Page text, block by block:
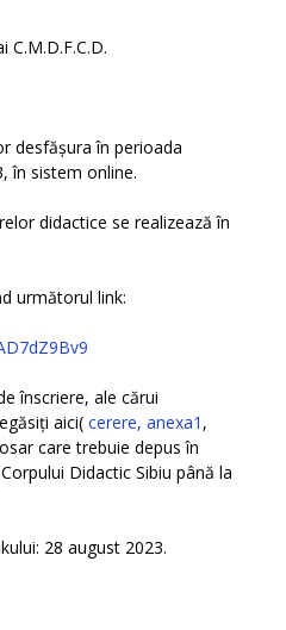
C.M.D.F.C.D.
desfășura în perioada
în sistem online.
didactice se realizează în
următorul link:
înscriere, ale cărui
aici( cerere, anexa1 ,
care trebuie depus în
Didactic Sibiu până la
28 august 2023.